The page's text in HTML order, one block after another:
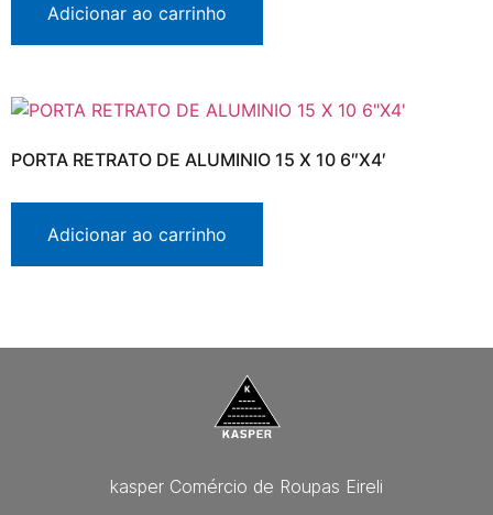
Adicionar ao carrinho
PORTA RETRATO DE ALUMINIO 15 X 10 6″X4′
Adicionar ao carrinho
kasper Comércio de Roupas Eireli